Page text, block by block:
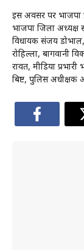
इस अवसर पर भाजपा
भाजपा जिला अध्यक्ष
विधायक संजय
रोहिल्ला, बागवानी
रावत, मीडिया
बिष्ट, पुलिस